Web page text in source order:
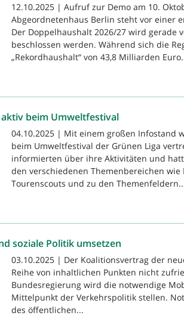
12.10.2025 | Aufruf zur Demo am 10.
Abgeordnetenhaus Berlin steht vor einer
Der Doppelhaushalt 2026/27 wird gerade
beschlossen werden. Während sich die
„Rekordhaushalt“ von 43,8 Milliarden
beim Umweltfestival
04.10.2025 | Mit einem großen Infostand
beim Umweltfestival der Grünen Liga
informierten über ihre Aktivitäten und
den verschiedenen Themenbereichen wie
Tourenscouts und zu den
soziale Politik umsetzen
03.10.2025 | Der Koalitionsvertrag der
Reihe von inhaltlichen Punkten nicht
Bundesregierung wird die notwendige
Mittelpunkt der Verkehrspolitik stellen.
des öffentlichen...